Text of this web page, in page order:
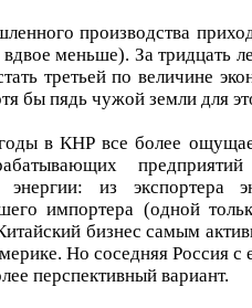
производства
меньше). За тридцать
третьей по величине
бы пядь чужой земли для
в КНР все более
из экспортера
импортера (одной
бизнес самым
Но соседняя Россия с
перспективный вариант.